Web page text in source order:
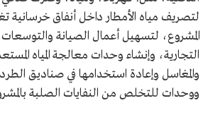
لتصريف مياه الأمطار داخل أنفاق
المشروع، لتسهيل أعمال الصيانة والتوسعات
التجارية، وإنشاء وحدات معالجة المياه
والمغاسل وإعادة استخدامها في صناديق الطرد
ووحدات للتخلص من النفايات الصلبة